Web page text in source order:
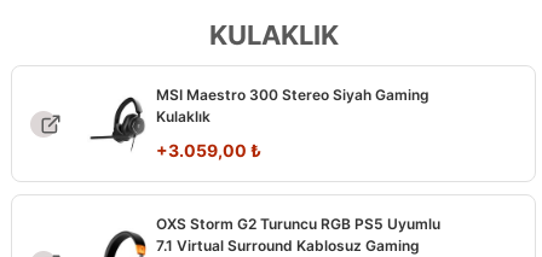
KULAKLIK
MSI Maestro 300 Stereo Siyah Gaming
Kulaklık
+3.059,00 ₺
OXS Storm G2 Turuncu RGB PS5 Uyumlu
7.1 Virtual Surround Kablosuz Gaming